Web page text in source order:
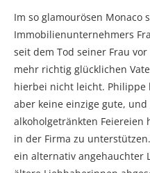
Im so glamourösen Monaco
Immobilienunternehmers
seit dem Tod seiner Frau
mehr richtig glücklichen
hierbei nicht leicht. Philippe
aber keine einzige gute,
alkoholgetränkten Feiereien
in der Firma zu
ein alternativ angehauchter